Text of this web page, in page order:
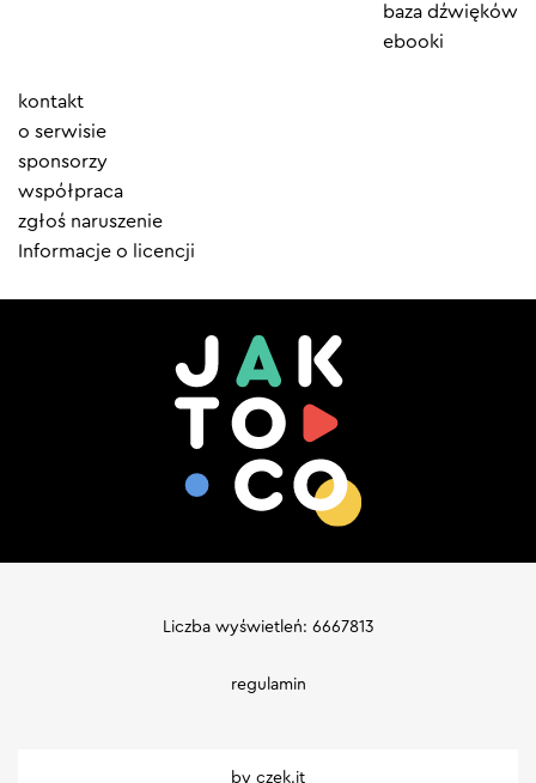
baza dźwięków
ebooki
Element
menu
kontakt
o serwisie
sponsorzy
współpraca
zgłoś naruszenie
Informacje o licencji
by czek.it
Liczba wyświetleń: 6667813
regulamin